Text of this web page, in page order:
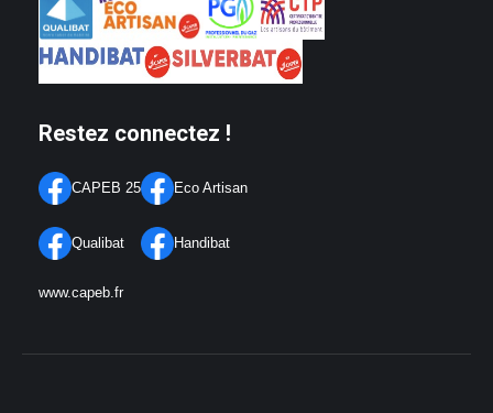
Restez connectez !
CAPEB 25
Qualibat
Eco Artisan
Handibat
www.capeb.fr